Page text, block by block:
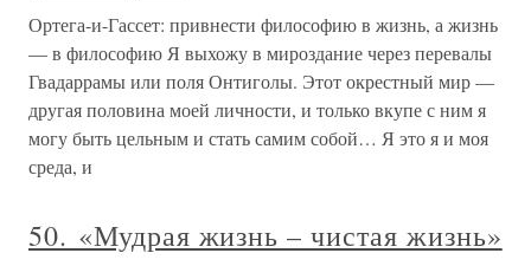
Ортега-и-Гассет: привнести философию в жизнь, а жизнь
— в философию Я выхожу в мироздание через перевалы
Гвадаррамы или поля Онтиголы. Этот окрестный мир —
другая половина моей личности, и только вкупе с ним я
могу быть цельным и стать самим собой… Я это я и моя
среда, и
50. «Мудрая жизнь – чистая жизнь»